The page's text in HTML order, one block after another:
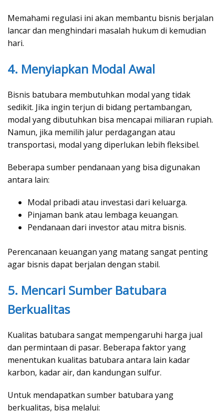
Memahami regulasi ini akan membantu bisnis berjalan
lancar dan menghindari masalah hukum di kemudian
hari.
4. Menyiapkan Modal Awal
Bisnis batubara membutuhkan modal yang tidak
sedikit. Jika ingin terjun di bidang pertambangan,
modal yang dibutuhkan bisa mencapai miliaran rupiah.
Namun, jika memilih jalur perdagangan atau
transportasi, modal yang diperlukan lebih fleksibel.
Beberapa sumber pendanaan yang bisa digunakan
antara lain:
Modal pribadi atau investasi dari keluarga.
Pinjaman bank atau lembaga keuangan.
Pendanaan dari investor atau mitra bisnis.
Perencanaan keuangan yang matang sangat penting
agar bisnis dapat berjalan dengan stabil.
5. Mencari Sumber Batubara
Berkualitas
Kualitas batubara sangat mempengaruhi harga jual
dan permintaan di pasar. Beberapa faktor yang
menentukan kualitas batubara antara lain kadar
karbon, kadar air, dan kandungan sulfur.
Untuk mendapatkan sumber batubara yang
berkualitas, bisa melalui: